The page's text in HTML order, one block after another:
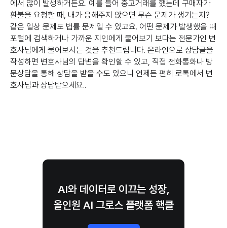
에서 많이 발생하거든요. 예를 들어 중고거래를 했는데 구매자가
환불을 요청할 때, 내가 응해주지 않으면 무슨 문제가 생기는지?
같은 일상 문제도 법률 문제일 수 있고요. 어떤 문제가 발생했을 때
포털에 검색하거나 가까운 지인에게 물어보기 보다는 전문가인 변
호사님에게 물어보시는 것을 추천드립니다. 온라인으로 상담글을
작성하면 변호사님의 답변을 확인할 수 있고, 직접 전화통화나 방
문상담을 통해 상담을 받을 수도 있으니 언제든 편히 로톡에서 변
호사님과 상담받으세요..
AI와 데이터로 이끄는 성장,
올인원 AI 그로스 플랫폼 핵클